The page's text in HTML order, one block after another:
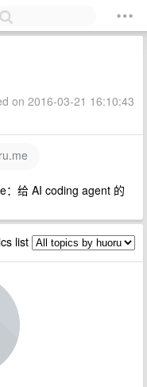
on 2016-03-21 16:10:43
：给 AI coding agent 的
list